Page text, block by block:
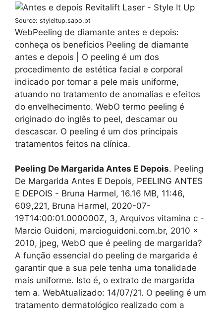
Source: styleitup.sapo.pt
WebPeeling de diamante antes e depois:
conheça os benefícios Peeling de diamante
antes e depois | O peeling é um dos
procedimento de estética facial e corporal
indicado por tornar a pele mais uniforme,
atuando no tratamento de anomalias e efeitos
do envelhecimento. WebO termo peeling é
originado do inglês to peel, descamar ou
descascar. O peeling é um dos principais
tratamentos feitos na clínica.
Peeling De Margarida Antes E Depois. Peeling
De Margarida Antes E Depois, PEELING ANTES
E DEPOIS - Bruna Harmel, 16.16 MB, 11:46,
609,221, Bruna Harmel, 2020-07-
19T14:00:01.000000Z, 3, Arquivos vitamina c -
Marcio Guidoni, marcioguidoni.com.br, 2010 x
2010, jpeg, WebO que é peeling de margarida?
A função essencial do peeling de margarida é
garantir que a sua pele tenha uma tonalidade
mais uniforme. Isto é, o extrato de margarida
tem a. WebAtualizado: 14/07/21. O peeling é um
tratamento dermatológico realizado com a